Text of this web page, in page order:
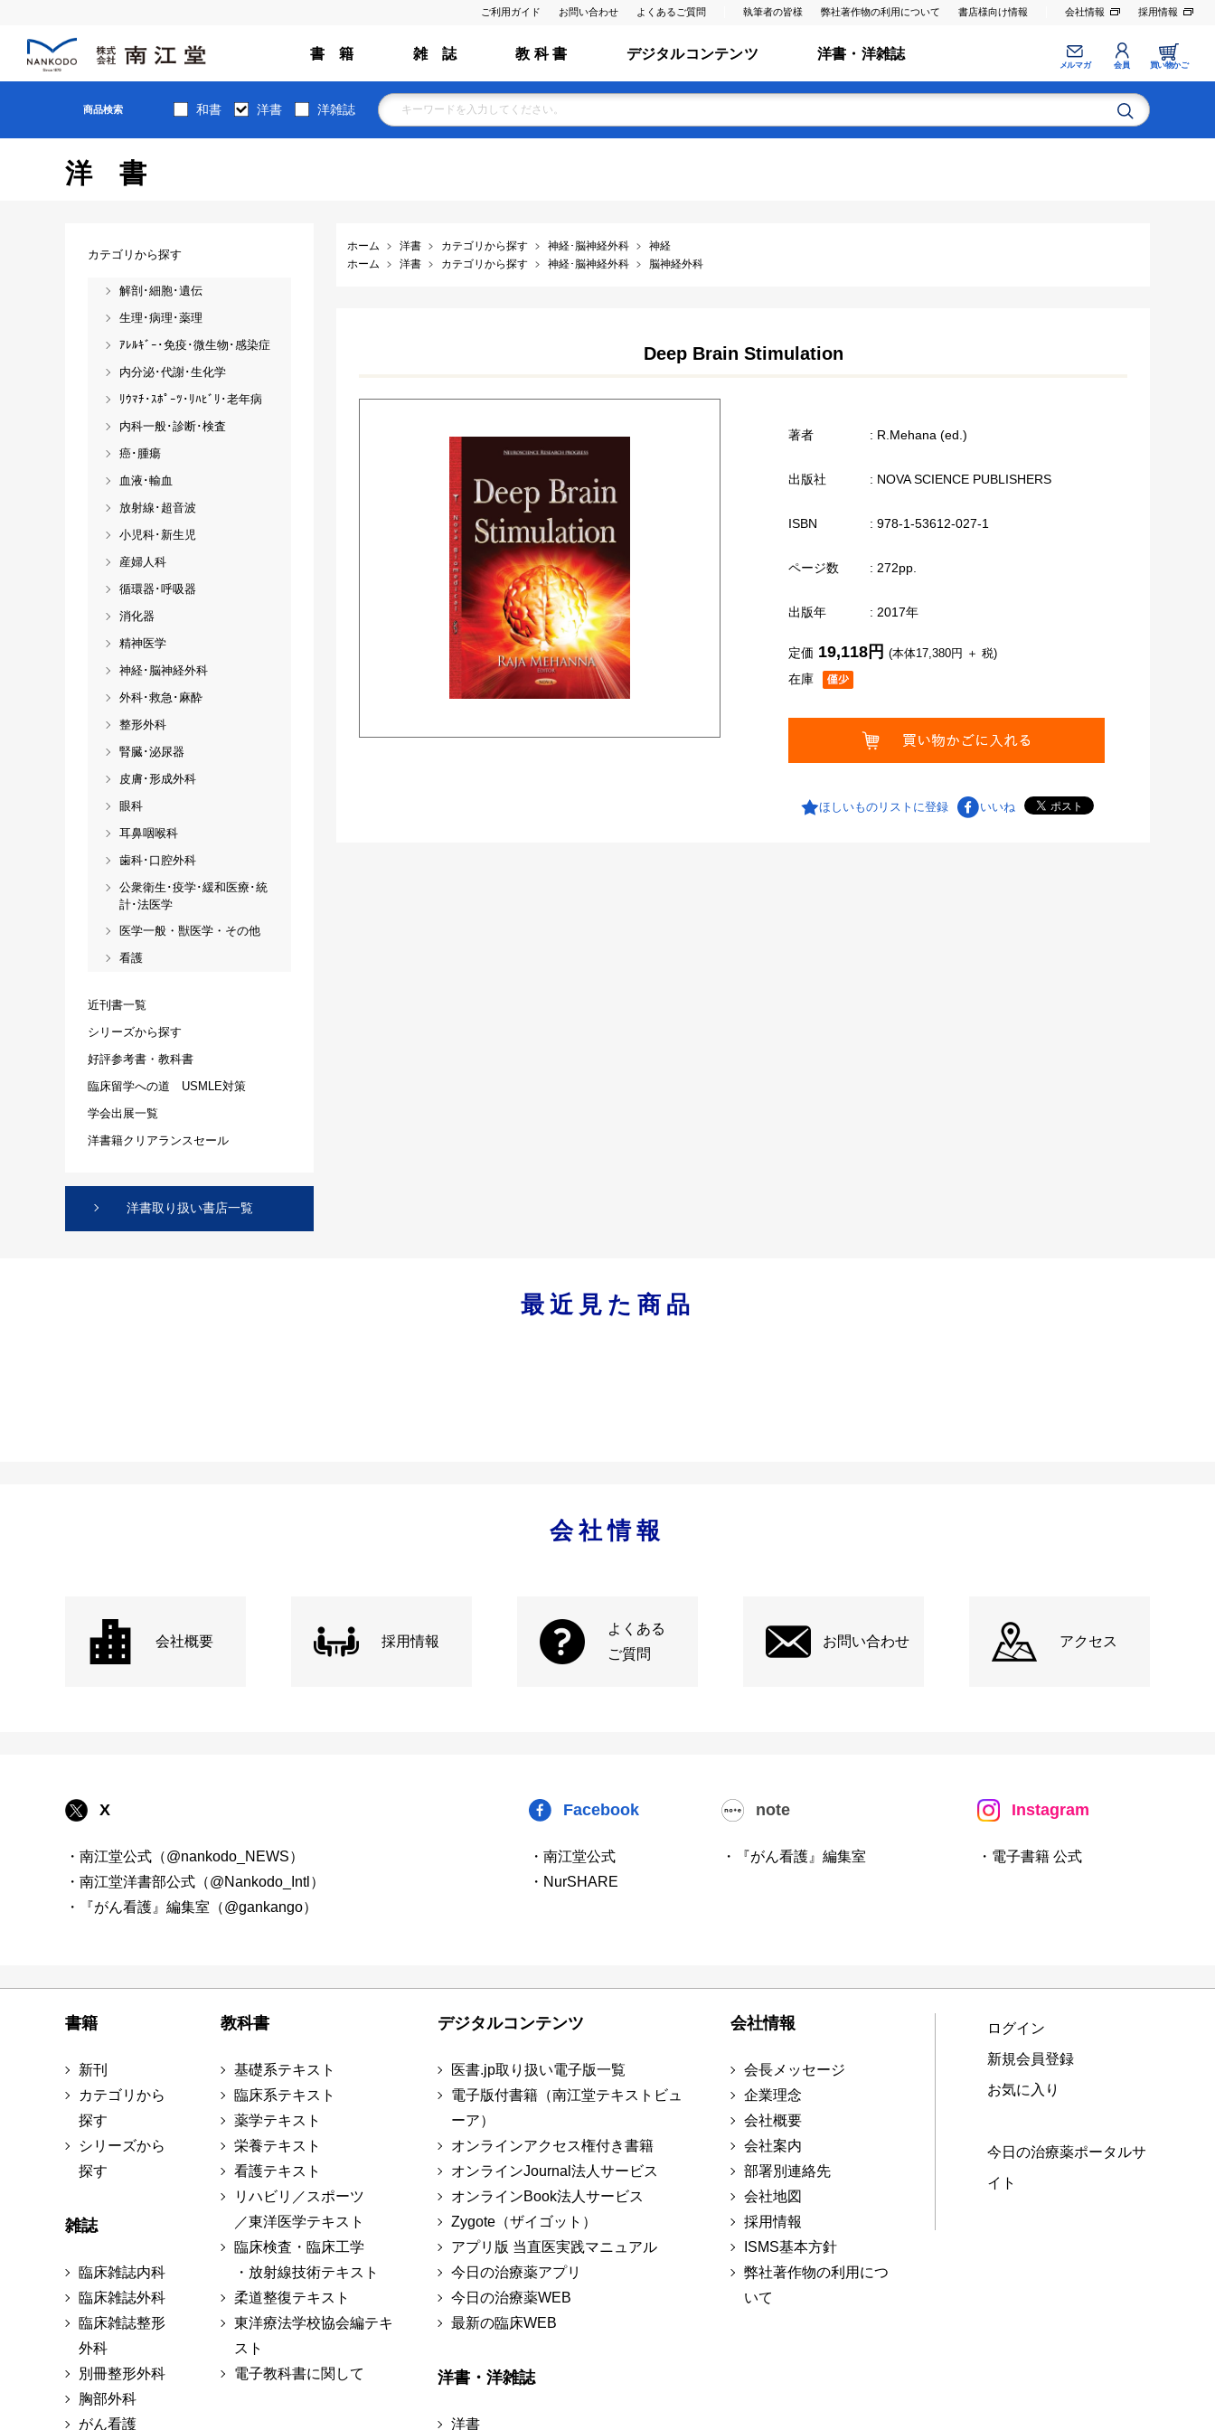
ご利用ガイド お問い合わせ よくあるご質問 執筆者の皆様 弊社著作物の利用について 書店様向け情報 会社情報 採用情報
書 籍 雑 誌 教 科 書 デジタルコンテンツ 洋書・洋雑誌
メルマガ 会員 買い物かご
商品検索 和書 洋書 洋雑誌
洋書
ホーム 洋書 カテゴリから探す 神経･脳神経外科
神経
ホーム
洋書 カテゴリから探す 神経･脳神経外科 脳神経外科
Deep Brain Stimulation
著者 : R.Mehana (ed.)
出版社 : NOVA SCIENCE PUBLISHERS
ISBN : 978-1-53612-027-1
ページ数 : 272pp.
出版年 : 2017年
在庫
定価 19,118円 (本体17,380円 ＋ 税)
ほしいものリストに登録 いいね
カテゴリから探す
解剖･細胞･遺伝
生理･病理･薬理
ｱﾚﾙｷﾞｰ･免疫･微生物･感染症
内分泌･代謝･生化学
ﾘｳﾏﾁ･ｽﾎﾟｰﾂ･ﾘﾊﾋﾞﾘ･老年病
内科一般･診断･検査
癌･腫瘍
血液･輸血
放射線･超音波
小児科･新生児
産婦人科
循環器･呼吸器
消化器
精神医学
神経･脳神経外科
外科･救急･麻酔
整形外科
腎臓･泌尿器
皮膚･形成外科
眼科
耳鼻咽喉科
歯科･口腔外科
公衆衛生･疫学･緩和医療･統
計･法医学
医学一般・獣医学・その他
看護
近刊書一覧
シリーズから探す
好評参考書・教科書
臨床留学への道 USMLE対策
学会出展一覧
洋書籍クリアランスセール
洋書取り扱い書店一覧
最近見た商品
会社情報
会社概要 採用情報
よくある
ご質問
お問い合わせ アクセス
X
・南江堂公式（@nankodo_NEWS）
・南江堂洋書部公式（@Nankodo_Intl）
・『がん看護』編集室（@gankango）
Facebook
・南江堂公式
・NurSHARE
note
・『がん看護』編集室
Instagram
・電子書籍 公式
書籍
新刊
カテゴリから
探す
シリーズから
探す
雑誌
臨床雑誌内科
臨床雑誌外科
臨床雑誌整形
外科
別冊整形外科
胸部外科
がん看護
教科書
基礎系テキスト
臨床系テキスト
薬学テキスト
栄養テキスト
看護テキスト
リハビリ／スポーツ
／東洋医学テキスト
臨床検査・臨床工学
・放射線技術テキスト
柔道整復テキスト
東洋療法学校協会編テキ
スト
電子教科書に関して
デジタルコンテンツ
医書.jp取り扱い電子版一覧
電子版付書籍（南江堂テキストビュ
ーア）
オンラインアクセス権付き書籍
オンラインJournal法人サービス
オンラインBook法人サービス
Zygote（ザイゴット）
アプリ版 当直医実践マニュアル
今日の治療薬アプリ
今日の治療薬WEB
最新の臨床WEB
洋書・洋雑誌
洋書
会社情報
会長メッセージ
企業理念
会社概要
会社案内
部署別連絡先
会社地図
採用情報
ISMS基本方針
弊社著作物の利用につ
いて
ログイン
新規会員登録
お気に入り
今日の治療薬ポータルサ
イト